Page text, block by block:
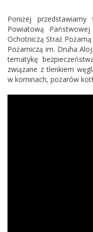
Poniżej
Powiatową
Ochotniczą Straż
Pożarniczą im. Druha
tematykę
związane z tlenkiem
w kominach, pożarów